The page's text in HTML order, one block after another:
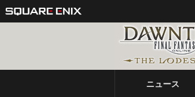
ニュース